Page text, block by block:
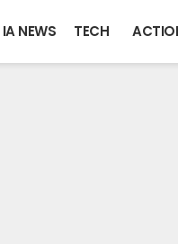
IA NEWS TECH